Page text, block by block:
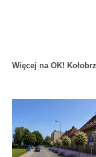
Więcej na OK!